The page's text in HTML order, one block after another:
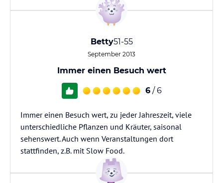
Betty51-55
September 2013
Immer einen Besuch wert
6 / 6
Immer einen Besuch wert, zu jeder Jahreszeit, viele
unterschiedliche Pflanzen und Kräuter, saisonal
sehenswert. Auch wenn Veranstaltungen dort
stattfinden, z.B. mit Slow Food.